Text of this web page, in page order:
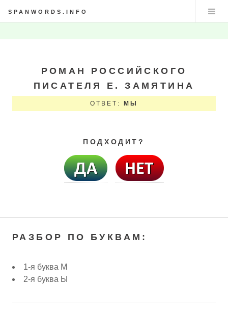
SPANWORDS.INFO
РОМАН РОССИЙСКОГО
ПИСАТЕЛЯ Е. ЗАМЯТИНА
ОТВЕТ: МЫ
ПОДХОДИТ?
РАЗБОР ПО БУКВАМ:
1-я буква М
2-я буква Ы